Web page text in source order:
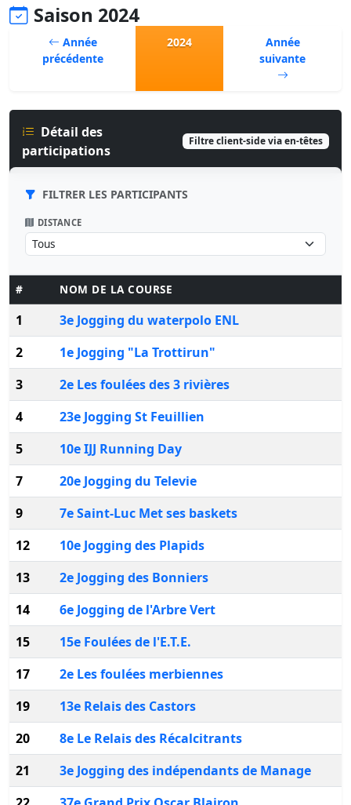
Saison 2024
Année
précédente
2024
Année
suivante
Détail des
participations
Filtre client-side via en-têtes
FILTRER LES PARTICIPANTS
DISTANCE
# NOM DE LA COURSE
1 3e Jogging du waterpolo ENL
2
1e Jogging "La Trottirun"
3
2e Les foulées des 3 rivières
4
23e Jogging St Feuillien
5
10e IJJ Running Day
7
20e Jogging du Televie
9
7e Saint-Luc Met ses baskets
12
10e Jogging des Plapids
13
2e Jogging des Bonniers
14
6e Jogging de l'Arbre Vert
15
15e Foulées de l'E.T.E.
17
2e Les foulées merbiennes
19
13e Relais des Castors
20
8e Le Relais des Récalcitrants
21
3e Jogging des indépendants de Manage